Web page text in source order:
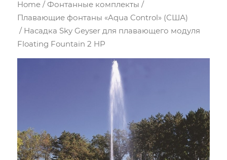
Home /Фонтанные комплекты /
Плавающие фонтаны «Aqua Control» (США)
/ Насадка Sky Geyser для плавающего модуля
Floating Fountain 2 HP